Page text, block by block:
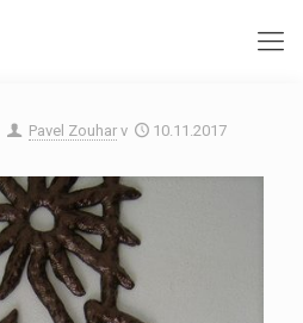
Pavel Zouhar v 10.11.2017